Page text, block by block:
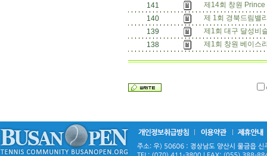
141
제14회 창원
140
제 1회 경북드림밸
139
제1회 대구 달성비
138
제1회 창원 베이스